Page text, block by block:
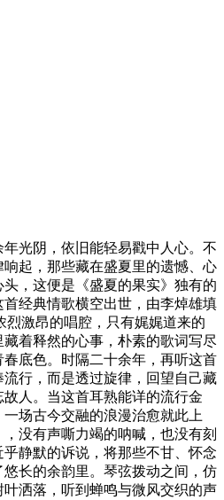
光阴，依旧能轻易戳中人心。不
起，那些藏在盛夏里的遗憾、心
，这便是《盛夏的果实》独有的
首经典情歌横空出世，由李焯雄填
烈激昂的唱腔，只有娓娓道来的
着释然的心事，朴素的歌词写尽
底色。时隔二十余年，再听这首
行，而是透过旋律，回望自己藏
人。当这首耳熟能详的流行金
场古今交融的浪漫治愈就此上
没有声嘶力竭的呐喊，也没有刻
静默的诉说，将那些不甘、怀念
长的余韵里。琴弦拨动之间，仿
洒落，听到蝉鸣与微风交织的声